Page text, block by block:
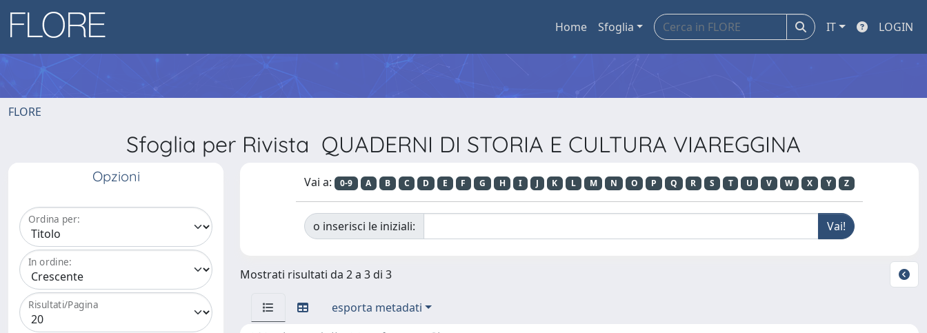
Home Sfoglia IT LOGIN
FLORE
Sfoglia per Rivista QUADERNI DI STORIA E CULTURA VIAREGGINA
Opzioni
Ordina per:
In ordine:
Risultati/Pagina
Vai a: 0-9 A B C D E F G H I J K L M N O P Q R S T U V W X Y Z
o inserisci le iniziali:
Mostrati risultati da 2 a 3 di 3
esporta metadati